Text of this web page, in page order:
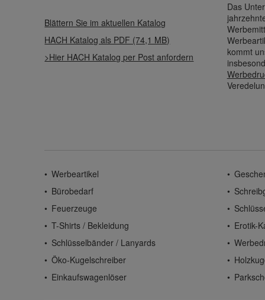
Blättern Sie im aktuellen Katalog
HACH Katalog als PDF (74,1 MB)
>Hier HACH Katalog per Post anfordern
Das
kommt
Werbeartikel
Bürobedarf
Feuerzeuge
T-Shirts / Bekleidung
Erotik-
Schlüsselbänder / Lanyards
Öko-Kugelschreiber
Einkaufswagenlöser